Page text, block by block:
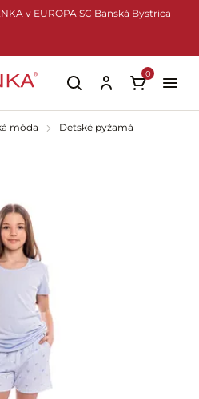
v EUROPA SC Banská Bystrica
0
móda Detské pyžamá